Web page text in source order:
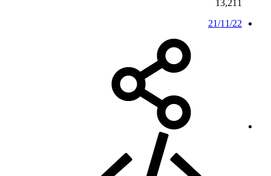
13,211
21/11/22